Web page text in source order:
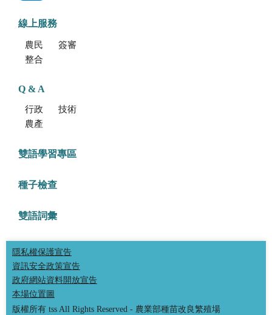
線上服務
農民學院
簽審通關共同作業平台
整合型植物種苗檢測服務多元平台
Q & A
行政方面
技術方面
農產品食安專區
雙語學習專區
種子檢查
雙語詞彙
隱私權保護宣告
資訊安全政策宣告
政府網站資料開放宣告
本場位置圖
版權所有 tss All Rights Reserved - 農業部種苗改良繁殖場